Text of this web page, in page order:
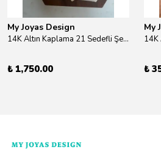
My Joyas Design
14K Altın Kaplama 21 Sedefli Şekiller Kolye 46cm
₺ 1,750.00
My
₺